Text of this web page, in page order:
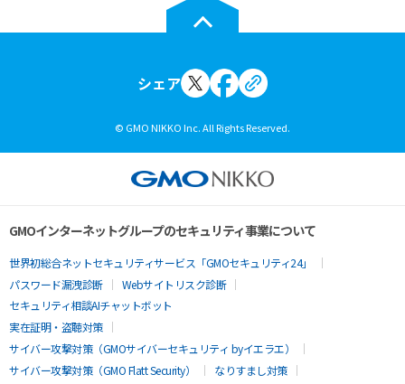
シェア
© GMO NIKKO Inc. All Rights Reserved.
GMOインターネットグループのセキュリティ事業について
世界初総合ネットセキュリティサービス「GMOセキュリティ24」
パスワード漏洩診断
Webサイトリスク診断
セキュリティ相談AIチャットボット
実在証明・盗聴対策
サイバー攻撃対策（GMOサイバーセキュリティ byイエラエ）
サイバー攻撃対策（GMO Flatt Security）
なりすまし対策